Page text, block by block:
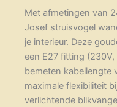
Met afmetingen van
Josef struisvogel
je interieur. Deze
een E27 fitting
bemeten kabellengte
maximale flexibiliteit
verlichtende